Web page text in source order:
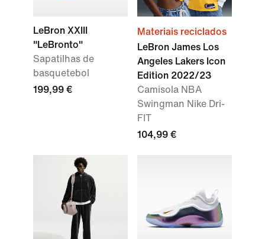
LeBron XXIII
"LeBronto"
Sapatilhas de
basquetebol
199,99 €
Materiais reciclados
LeBron James Los
Angeles Lakers Icon
Edition 2022/23
Camisola NBA
Swingman Nike Dri-
FIT
104,99 €